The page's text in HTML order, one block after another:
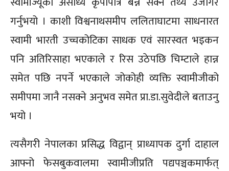
गर्नुभयो । काशी विश्वनाथसमीप ललिताघाटमा साधनारत
स्वामी भारती उच्चकोटिका साधक एवं सारस्वत भइकन
पनि अतिरिसाहा भएकाले र रिस उठेपछि चिम्टाले हान्न
समेत पछि नपर्ने भएकाले जोकोही व्यक्ति स्वामीजीको
समीपमा जानै नसक्ने अनुभव समेत प्रा.डा.सुवेदीले बताउनु
भयो ।
त्यसैगरी नेपालका प्रसिद्ध विद्वान् प्राध्यापक दुर्गा दाहाल
आफ्नो फेसबुकवालमा स्वामीजीप्रति पद्यपञ्चकमार्फत्